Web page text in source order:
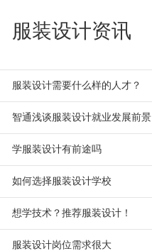
服装设计资讯
服装设计需要什么样的人才？
智通浅谈服装设计就业发展前景
学服装设计有前途吗
如何选择服装设计学校
想学技术？推荐服装设计！
服装设计岗位需求很大